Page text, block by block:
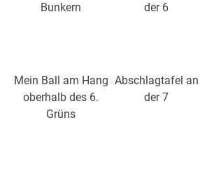
Bunkern
der 6
Mein Ball am Hang
oberhalb des 6.
Grüns
Abschlagtafel an
der 7